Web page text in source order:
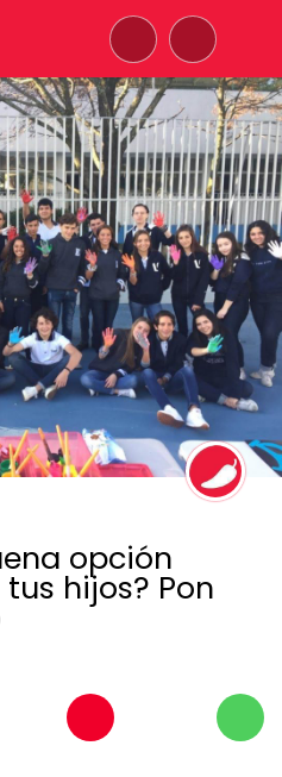
opción
hijos? Pon